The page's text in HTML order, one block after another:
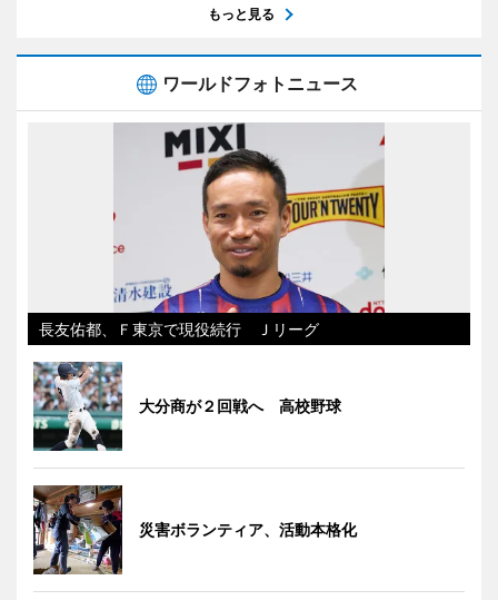
もっと見る
ワールドフォトニュース
長友佑都、Ｆ東京で現役続行 Ｊリーグ
大分商が２回戦へ 高校野球
災害ボランティア、活動本格化